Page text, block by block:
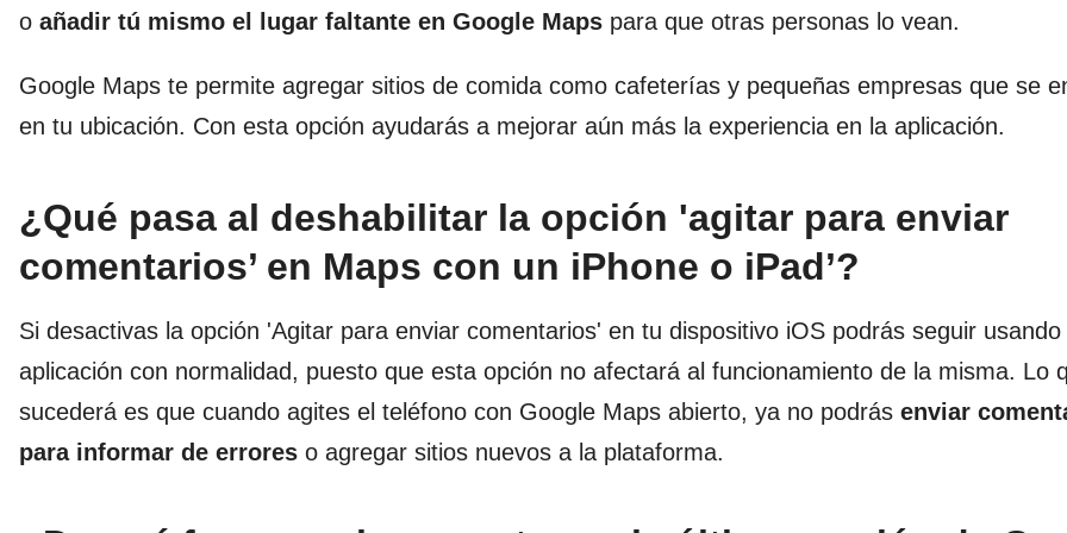
o añadir tú mismo el lugar faltante en Google Maps para que otras personas lo vean.
Google Maps te permite agregar sitios de comida como cafeterías y pequeñas empresas que se
en tu ubicación. Con esta opción ayudarás a mejorar aún más la experiencia en la aplicación.
¿Qué pasa al deshabilitar la opción 'agitar para enviar
comentarios’ en Maps con un iPhone o iPad’?
Si desactivas la opción 'Agitar para enviar comentarios' en tu dispositivo iOS podrás seguir usando
aplicación con normalidad, puesto que esta opción no afectará al funcionamiento de la misma. Lo
sucederá es que cuando agites el teléfono con Google Maps abierto, ya no podrás enviar
para informar de errores o agregar sitios nuevos a la plataforma.